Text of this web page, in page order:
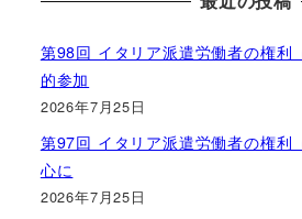
第98回 イタリア派遣労働者の権利
的参加
2026年7月25日
第97回 イタリア派遣労働者の権利
心に
2026年7月25日